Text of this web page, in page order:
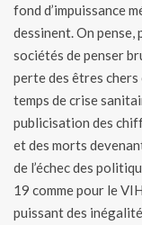
fond d’impuissance
dessinent. On pense,
sociétés de penser
perte des êtres
temps de crise
publicisation des
et des morts
de l’échec des
19 comme pour le
puissant des